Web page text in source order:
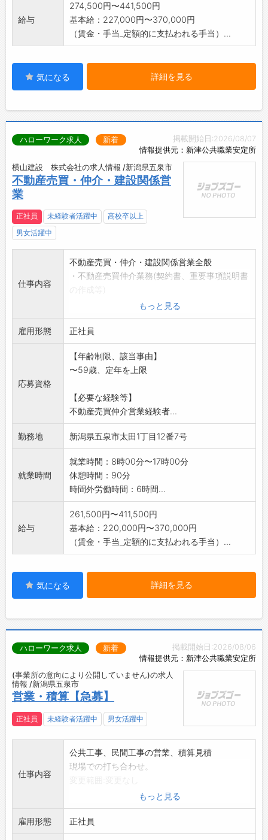
給与
274,500円〜441,500円
基本給：227,000円〜370,000円
（賃金・手当_定額的に支払われる手当）...
気になる 詳細を見る
掲載開始日:2026/08/07
情報提供元：新津公共職業安定所
ハローワーク求人 新着
横山建設 株式会社の求人情報 /新潟県五泉市
不動産売買・仲介・建設関係営
業
正社員 未経験者活躍中
高校卒以上
男女活躍中
仕事内容
不動産売買・仲介・建設関係営業全般
・不動産売買仲介業務(契約書、重要事項説明書
・賃貸アパート・マンションの管理業務(入居者
対応・契約等)
・建設関係営業業務
・その他お問合せ対応等
変更範囲:変更なし
もっと見る
雇用形態 正社員
応募資格
【年齢制限、該当事由】
〜59歳、定年を上限
【必要な経験等】
不動産売買仲介営業経験者...
勤務地 新潟県五泉市太田1丁目12番7号
就業時間
就業時間：8時00分〜17時00分
休憩時間：90分
時間外労働時間：6時間...
給与
261,500円〜411,500円
基本給：220,000円〜370,000円
（賃金・手当_定額的に支払われる手当）...
気になる 詳細を見る
掲載開始日:2026/08/06
情報提供元：新津公共職業安定所
ハローワーク求人 新着
(事業所の意向により公開していません)の求人
情報 /新潟県五泉市
営業・積算【急募】
正社員 未経験者活躍中 男女活躍中
仕事内容
公共工事、民間工事の営業、積算見積
現場での打ち合わせ。
もっと見る
雇用形態 正社員